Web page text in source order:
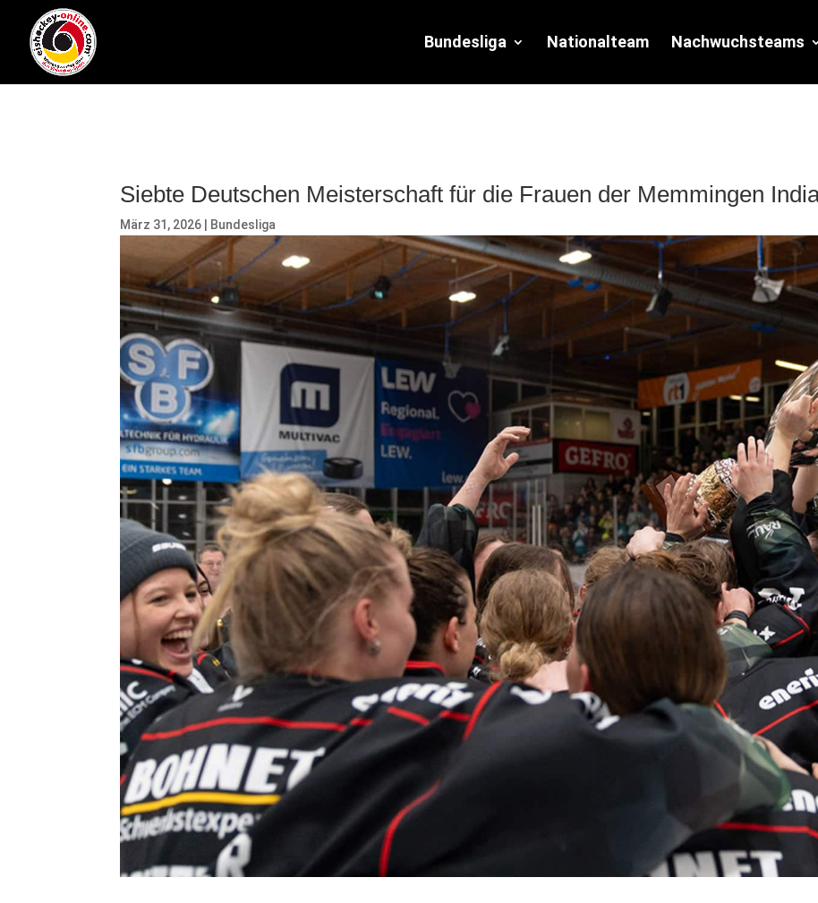
Bundesliga Nationalteam Nachwuchsteams
Siebte Deutschen Meisterschaft für die Frauen der Memmingen
März 31, 2026 Bundesliga